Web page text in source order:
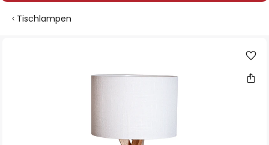
Tischlampen